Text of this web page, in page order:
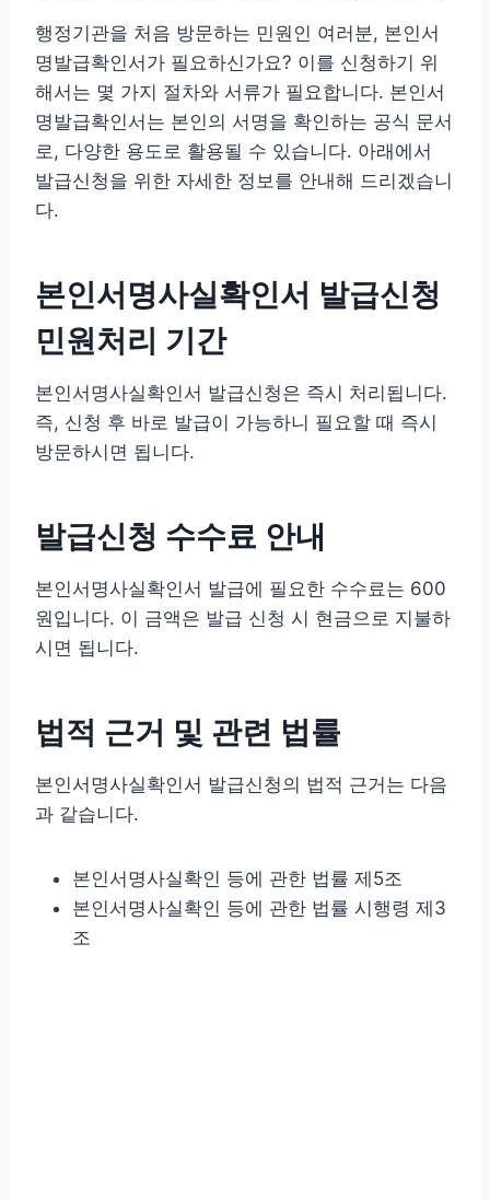
행정기관을 처음 방문하는 민원인 여러분, 본인서
명발급확인서가 필요하신가요? 이를 신청하기 위
해서는 몇 가지 절차와 서류가 필요합니다. 본인서
명발급확인서는 본인의 서명을 확인하는 공식 문서
로, 다양한 용도로 활용될 수 있습니다. 아래에서
발급신청을 위한 자세한 정보를 안내해 드리겠습니
다.
본인서명사실확인서 발급신청
민원처리 기간
본인서명사실확인서 발급신청은 즉시 처리됩니다.
즉, 신청 후 바로 발급이 가능하니 필요할 때 즉시
방문하시면 됩니다.
발급신청 수수료 안내
본인서명사실확인서 발급에 필요한 수수료는 600
원입니다. 이 금액은 발급 신청 시 현금으로 지불하
시면 됩니다.
법적 근거 및 관련 법률
본인서명사실확인서 발급신청의 법적 근거는 다음
과 같습니다.
본인서명사실확인 등에 관한 법률 제5조
본인서명사실확인 등에 관한 법률 시행령 제3
조